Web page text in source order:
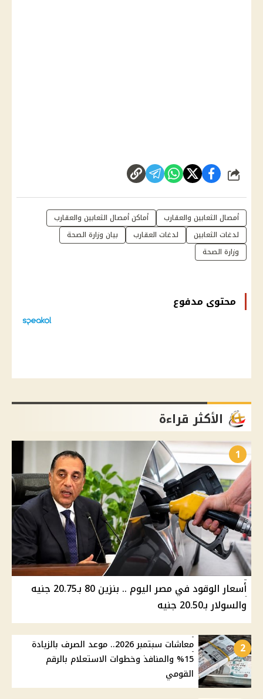
شارك
أمصال الثعابين والعقارب
أماكن أمصال الثعابين والعقارب
لدغات الثعابين
لدغات العقارب
بيان وزارة الصحة
وزارة الصحة
محتوى مدفوع
الأكثر قراءة
1
أسعار الوقود في مصر اليوم .. بنزين 80 بـ20.75 جنيه
والسولار بـ20.50 جنيه
2
معاشات سبتمبر 2026.. موعد الصرف بالزيادة
15% والمنافذ وخطوات الاستعلام بالرقم
القومي